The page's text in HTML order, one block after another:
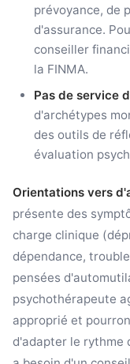
prévoyance, de
d'assurance.
conseiller
la FINMA.
Pas de service
d'archétypes
des outils de
évaluation
Orientations vers
présente des
charge clinique
dépendance,
pensées
psychothérapeute
approprié et
d'adapter le rythme